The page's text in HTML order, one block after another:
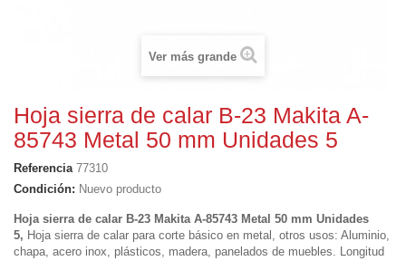
Ver más grande
Hoja sierra de calar B-23 Makita A-
85743 Metal 50 mm Unidades 5
Referencia 77310
Condición: Nuevo producto
Hoja sierra de calar B-23 Makita A-85743 Metal 50 mm Unidades
5, Hoja sierra de calar para corte básico en metal , otros usos: Aluminio,
chapa, acero inox, plásticos, madera, panelados de muebles. Longitud